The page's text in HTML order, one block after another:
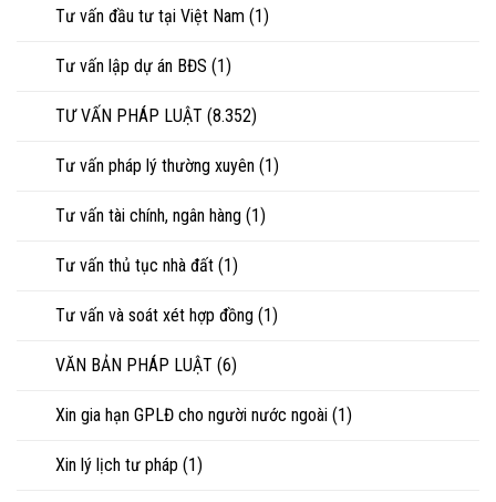
Tư vấn đầu tư tại Việt Nam (1)
Tư vấn lập dự án BĐS (1)
TƯ VẤN PHÁP LUẬT (8.352)
Tư vấn pháp lý thường xuyên (1)
Tư vấn tài chính, ngân hàng (1)
Tư vấn thủ tục nhà đất (1)
Tư vấn và soát xét hợp đồng (1)
VĂN BẢN PHÁP LUẬT (6)
Xin gia hạn GPLĐ cho người nước ngoài (1)
Xin lý lịch tư pháp (1)